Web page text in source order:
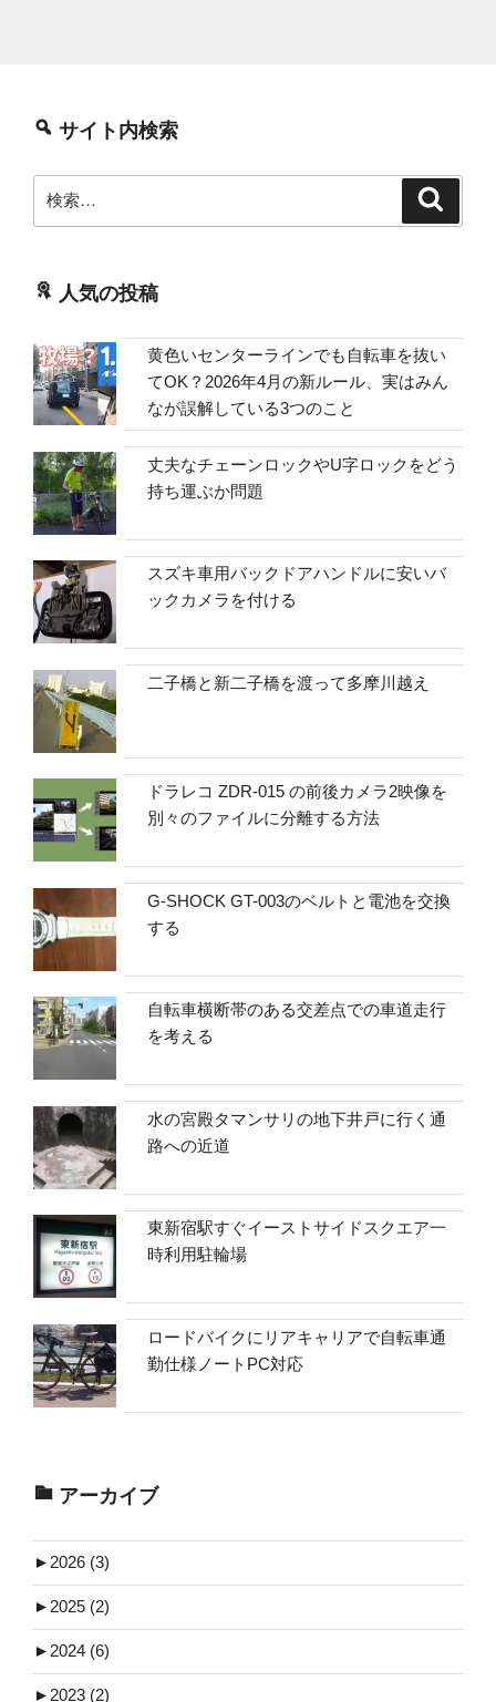
サイト内検索
索:
人気の投稿
黄色いセンターラインでも自転車を抜い
てOK？2026年4月の新ルール、実はみん
なが誤解している3つのこと
丈夫なチェーンロックやU字ロックをどう
持ち運ぶか問題
スズキ車用バックドアハンドルに安いバ
ックカメラを付ける
二子橋と新二子橋を渡って多摩川越え
ドラレコ ZDR-015 の前後カメラ2映像を
別々のファイルに分離する方法
G-SHOCK GT-003のベルトと電池を交換
する
自転車横断帯のある交差点での車道走行
を考える
水の宮殿タマンサリの地下井戸に行く通
路への近道
東新宿駅すぐイーストサイドスクエア一
時利用駐輪場
ロードバイクにリアキャリアで自転車通
勤仕様ノートPC対応
アーカイブ
► 2026 (3)
► 2025 (2)
► 2024 (6)
► 2023 (2)